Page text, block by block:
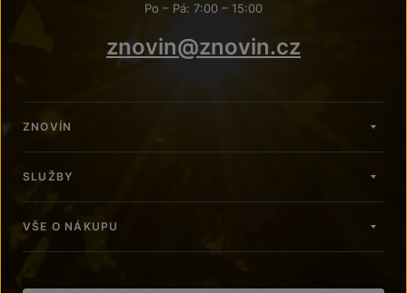
Po – Pá: 7:00 – 15:00
znovin@znovin.cz
ZNOVÍN
SLUŽBY
VŠE O NÁKUPU